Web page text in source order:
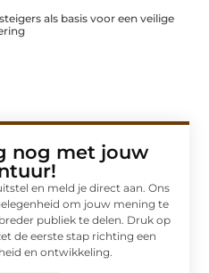
als basis voor een veilige
nog met jouw
en meld je direct aan. Ons
om jouw mening te
publiek te delen. Druk op
de eerste stap richting een
en ontwikkeling.